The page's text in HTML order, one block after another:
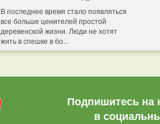
В последнее время стало появляться
все больше ценителей простой
деревенской жизни. Люди не хотят
жить в спешке в бо...
Подпишитесь на
в